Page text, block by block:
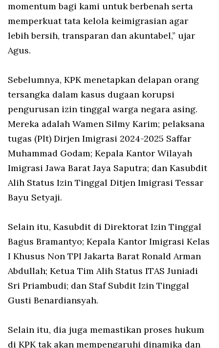
momentum bagi kami untuk berbenah serta
memperkuat tata kelola keimigrasian agar
lebih bersih, transparan dan akuntabel,” ujar
Agus.
Sebelumnya, KPK menetapkan delapan orang
tersangka dalam kasus dugaan korupsi
pengurusan izin tinggal warga negara asing.
Mereka adalah Wamen Silmy Karim; pelaksana
tugas (Plt) Dirjen Imigrasi 2024-2025 Saffar
Muhammad Godam; Kepala Kantor Wilayah
Imigrasi Jawa Barat Jaya Saputra; dan Kasubdit
Alih Status Izin Tinggal Ditjen Imigrasi Tessar
Bayu Setyaji.
Selain itu, Kasubdit di Direktorat Izin Tinggal
Bagus Bramantyo; Kepala Kantor Imigrasi Kelas
I Khusus Non TPI Jakarta Barat Ronald Arman
Abdullah; Ketua Tim Alih Status ITAS Juniadi
Sri Priambudi; dan Staf Subdit Izin Tinggal
Gusti Benardiansyah.
Selain itu, dia juga memastikan proses hukum
di KPK tak akan mempengaruhi dinamika dan